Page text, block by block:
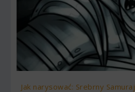
Jak narysować: Srebrny Samuraj